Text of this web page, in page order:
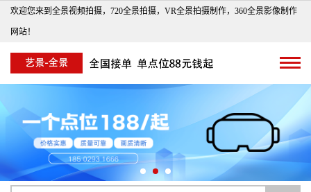
欢迎您来到全景视频拍摄，720全景拍摄，VR全景拍摄制作，360全景影像制作
网站！